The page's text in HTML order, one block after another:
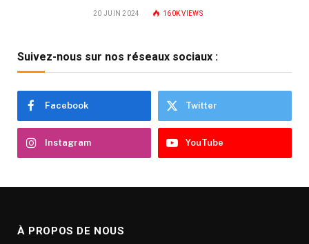
20 JUIN 2024 160KVIEWS
Suivez-nous sur nos réseaux sociaux :
Facebook Twitter
Instagram YouTube
À PROPOS DE NOUS